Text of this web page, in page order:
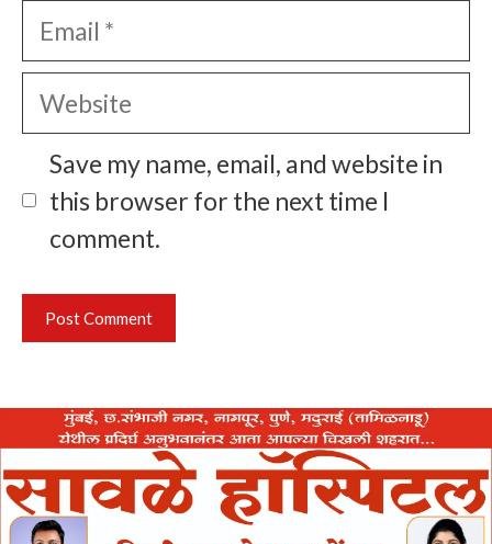
Email
Website
Save my name, email, and website in
this browser for the next time I
comment.